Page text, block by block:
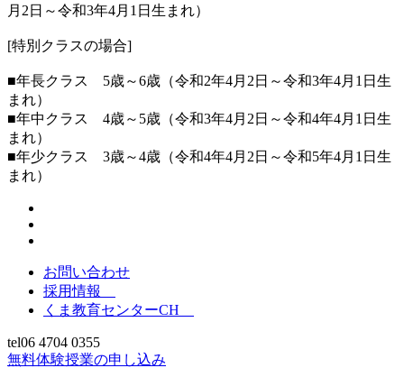
月2日～令和3年4月1日生まれ）
[特別クラスの場合]
■年長クラス 5歳～6歳（令和2年4月2日～令和3年4月1日生
まれ）
■年中クラス 4歳～5歳（令和3年4月2日～令和4年4月1日生
まれ）
■年少クラス 3歳～4歳（令和4年4月2日～令和5年4月1日生
まれ）
お問い合わせ
採用情報
くま教育センターCH
tel06 4704 0355
無料体験授業の申し込み